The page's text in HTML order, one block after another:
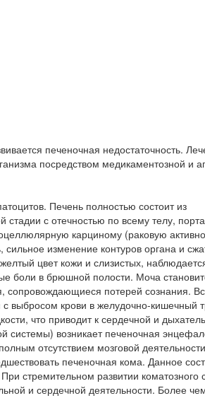
печеночная недостаточность.
посредством медикаментозной и
Печень полностью состоит из
стадии с отечностью по всему телу,
карциному (раковую
изменение контуров органа и
цвет кожи и слизистых,
боли в брюшной полости. Моча
сопровождающиеся потерей сознания.
выбросом крови в желудочно-кишечный
что приводит к сердечной и
системы) возникает печеночная
отсутствием мозговой
печеночная кома. Данное
стремительном развитии коматозного
и сердечной деятельности. Более